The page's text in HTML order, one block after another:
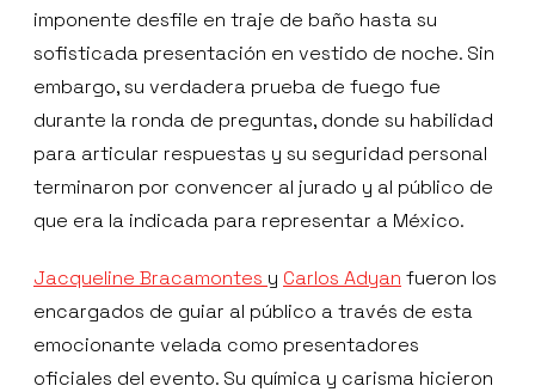
imponente desfile en traje de baño hasta su
sofisticada presentación en vestido de noche. Sin
embargo, su verdadera prueba de fuego fue
durante la ronda de preguntas, donde su habilidad
para articular respuestas y su seguridad personal
terminaron por convencer al jurado y al público de
que era la indicada para representar a México.
Jacqueline Bracamontes y Carlos Adyan fueron los
encargados de guiar al público a través de esta
emocionante velada como presentadores
oficiales del evento. Su química y carisma hicieron